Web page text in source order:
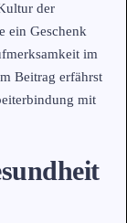
der
ein Geschenk
im
Beitrag erfährst
mit